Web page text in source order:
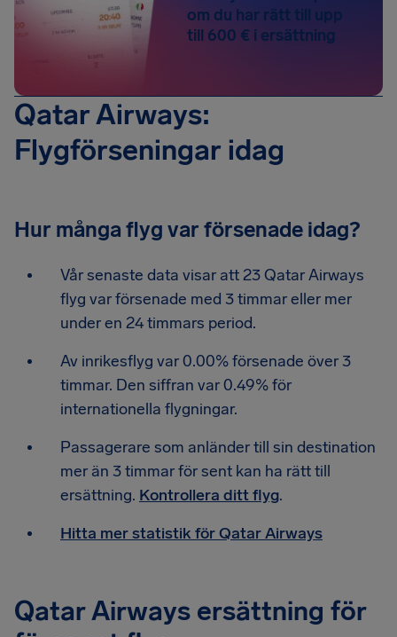
om du har rätt till upp
till 600 € i ersättning
Qatar Airways:
Flygförseningar idag
Hur många flyg var försenade idag?
Vår senaste data visar att 23 Qatar Airways
flyg var försenade med 3 timmar eller mer
under en 24 timmars period.
Av inrikesflyg var 0.00% försenade över 3
timmar. Den siffran var 0.49% för
internationella flygningar.
Passagerare som anländer till sin destination
mer än 3 timmar för sent kan ha rätt till
ersättning. Kontrollera ditt flyg.
Hitta mer statistik för Qatar Airways
Qatar Airways ersättning för